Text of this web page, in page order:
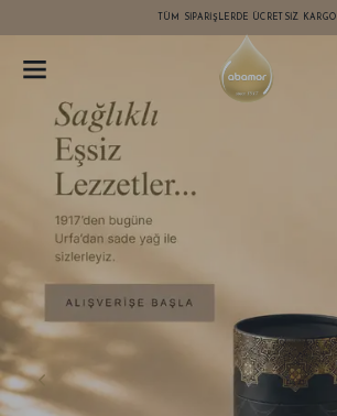
TÜM SIPARIŞLERDE ÜCRETSIZ KARGO